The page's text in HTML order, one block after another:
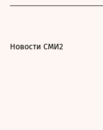
Новости СМИ2